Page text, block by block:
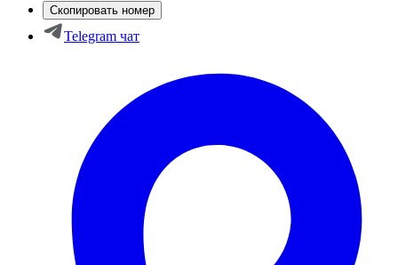
Скопировать номер
Telegram чат